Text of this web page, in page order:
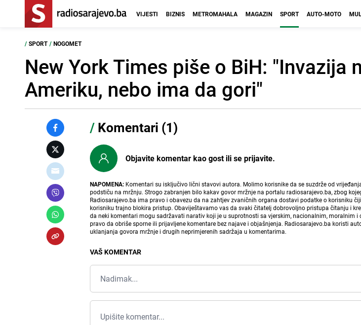
VIJESTI BIZNIS METROMAHALA MAGAZIN SPORT AUTO-MOTO
/ SPORT / NOGOMET
New York Times piše o BiH: "Invazija
Ameriku, nebo ima da gori"
/ Komentari (1)
Objavite komentar kao gost ili se prijavite.
NAPOMENA: Komentari su isključivo lični stavovi autora. Molimo korisnike da se suzdrže od
podstiču na mržnju. Strogo zabranjen bilo kakav govor mržnje na portalu radiosarajevo.ba, zbog
Radiosarajevo.ba ima pravo i obavezu da na zahtjev zvaničnih organa dostavi podatke o korisniku
korisniku trajno blokira pristup. Obaviještavamo vas da svaki čitatelj dobrovoljno pristupa čitanju i
da neki komentari mogu sadržavati narativ koji je u suprotnosti sa vjerskim, nacionalnim, moralnim
pravo da obriše sporne ili prijavljene komentare bez najave i objašnjenja. Radiosarajevo.ba koristi
uklanjanja govora mržnje i drugih neprimjerenih sadržaja u komentarima.
VAŠ KOMENTAR